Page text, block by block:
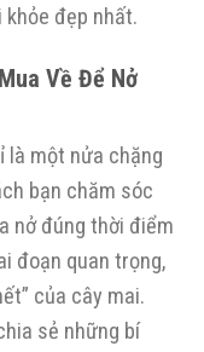
đẹp nhất.
Về Để Nở
là một nửa chặng
bạn chăm sóc
nở đúng thời điểm
đoạn quan trọng,
của cây mai.
sẻ những bí